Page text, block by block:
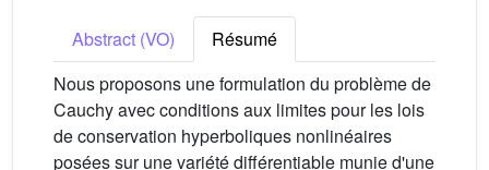
Abstract (VO)
Résumé
Nous proposons une formulation du problème de
Cauchy avec conditions aux limites pour les lois
de conservation hyperboliques nonlinéaires
posées sur une variété différentiable munie d'une